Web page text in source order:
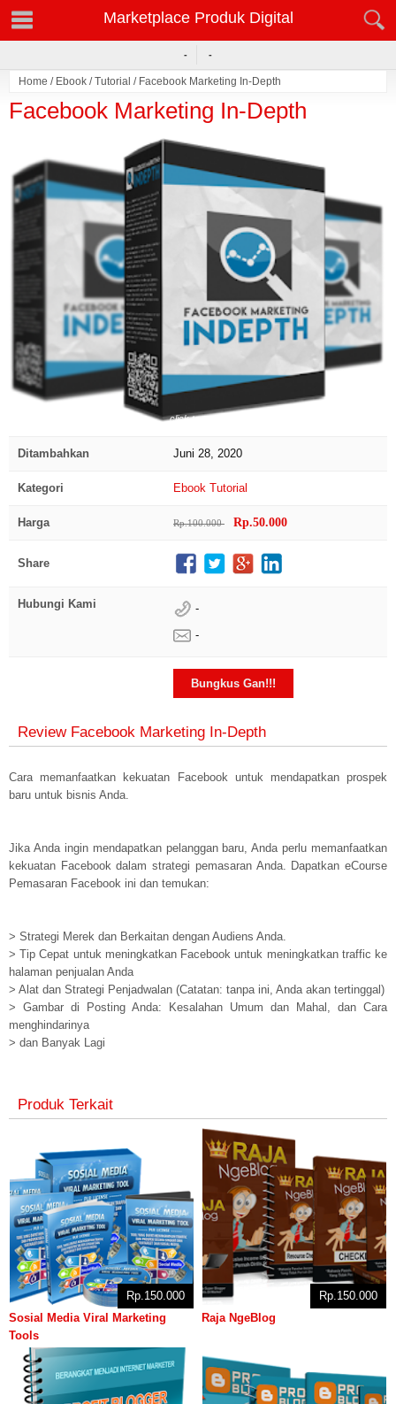
Marketplace Produk Digital
- -
Home / Ebook /Tutorial / Facebook Marketing In-Depth
Facebook Marketing In-Depth
click to zoom
Ditambahkan Juni 28, 2020
Kategori Ebook Tutorial
Harga Rp.100.000 Rp.50.000
Share
Hubungi Kami
-
-
Bungkus Gan!!!
Review Facebook Marketing In-Depth
Cara memanfaatkan kekuatan Facebook untuk mendapatkan prospek
baru untuk bisnis Anda.
Jika Anda ingin mendapatkan pelanggan baru, Anda perlu memanfaatkan
kekuatan Facebook dalam strategi pemasaran Anda. Dapatkan eCourse
Pemasaran Facebook ini dan temukan:
> Strategi Merek dan Berkaitan dengan Audiens Anda.
> Tip Cepat untuk meningkatkan Facebook untuk meningkatkan traffic ke
halaman penjualan Anda
> Alat dan Strategi Penjadwalan (Catatan: tanpa ini, Anda akan tertinggal)
> Gambar di Posting Anda: Kesalahan Umum dan Mahal, dan Cara
menghindarinya
> dan Banyak Lagi
Produk Terkait
Sosial Media Viral Marketing
Tools
Rp.150.000
Raja NgeBlog
Rp.150.000